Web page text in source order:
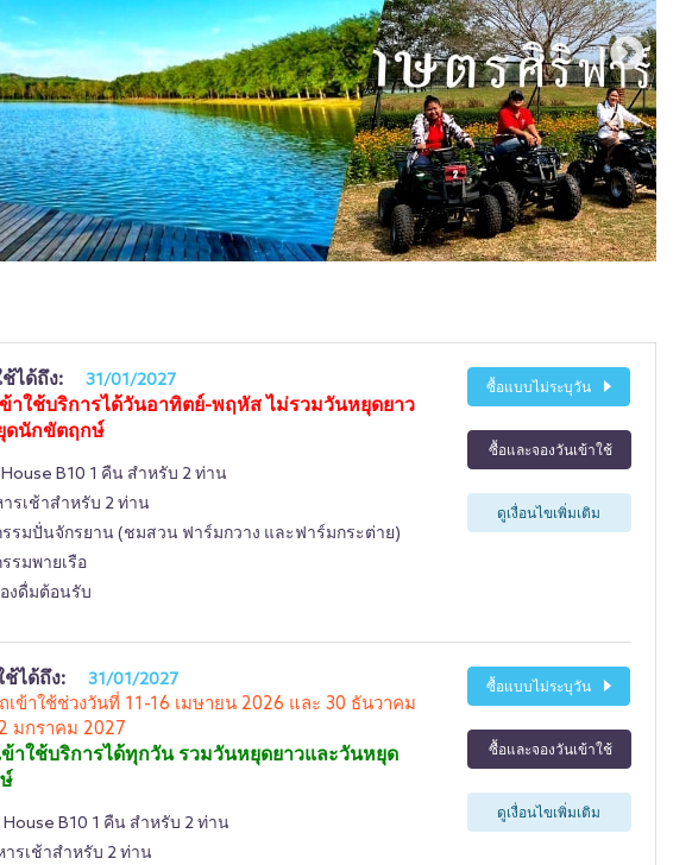
ได้ถึง: 31/01/2027
าใช้บริการได้วันอาทิตย์-พฤหัส ไม่รวมวันหยุดยาว
ดนักขัตฤกษ์
B10 1 คืน สำหรับ 2 ท่าน
รเช้าสำหรับ 2 ท่าน
รรมปั่นจักรยาน (ชมสวน ฟาร์มกวาง และฟาร์มกระต่าย)
รมพายเรือ
งดื่มต้อนรับ
ซื้อแบบไม่ระบุวัน
ซื้อและจองวันเข้าใช้
ดูเงื่อนไขเพิ่มเติม
ได้ถึง: 31/01/2027
เข้าใช้ช่วงวันที่ 11-16 เมษายน 2026 และ 30 ธันวาคม
มกราคม 2027
ข้าใช้บริการได้ทุกวัน รวมวันหยุดยาวและวันหยุด
House B10 1 คืน สำหรับ 2 ท่าน
ารเช้าสำหรับ 2 ท่าน
ซื้อแบบไม่ระบุวัน
ซื้อและจองวันเข้าใช้
ดูเงื่อนไขเพิ่มเติม